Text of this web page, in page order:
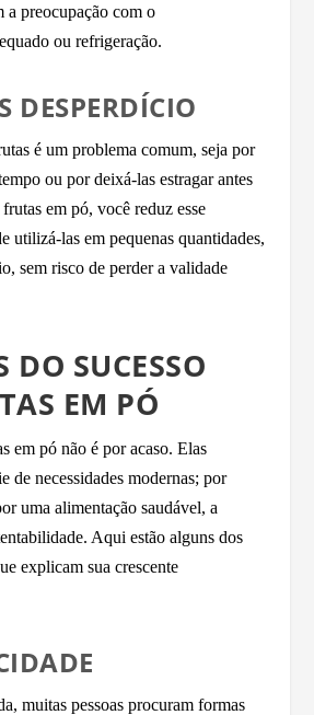
a preocupação com o
ou refrigeração.
DESPERDÍCIO
é um problema comum, seja por
ou por deixá-las estragar antes
em pó, você reduz esse
utilizá-las em pequenas quantidades,
sem risco de perder a validade
DO SUCESSO
EM PÓ
em pó não é por acaso. Elas
de necessidades modernas; por
uma alimentação saudável, a
Aqui estão alguns dos
explicam sua crescente
muitas pessoas procuram formas